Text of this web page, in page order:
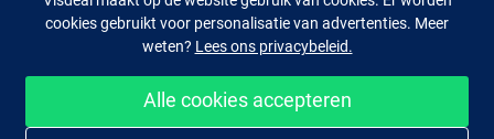
Facebook Instagram
Makkelijk en veilig shoppen
cookies gebruikt voor personalisatie van advertenties. Meer
weten? Lees ons privacybeleid.
Alle cookies accepteren